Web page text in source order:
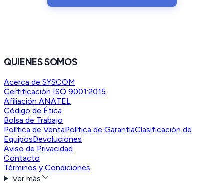
QUIENES SOMOS
Acerca de SYSCOM
Certificación ISO 9001:2015
Afiliación ANATEL
Código de Ética
Bolsa de Trabajo
Política de VentaPolítica de GarantíaClasificación de
EquiposDevoluciones
Aviso de Privacidad
Contacto
Términos y Condiciones
Ver más